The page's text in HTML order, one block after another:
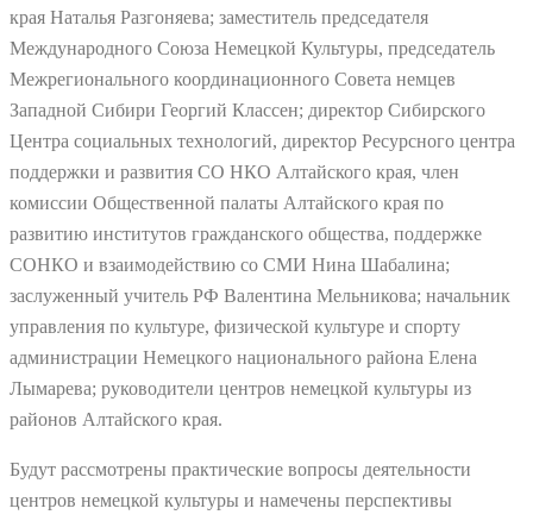
края Наталья Разгоняева; заместитель председателя
Международного Союза Немецкой Культуры, председатель
Межрегионального координационного Совета немцев
Западной Сибири Георгий Классен; директор Сибирского
Центра социальных технологий, директор Ресурсного центра
поддержки и развития СО НКО Алтайского края, член
комиссии Общественной палаты Алтайского края по
развитию институтов гражданского общества, поддержке
СОНКО и взаимодействию со СМИ Нина Шабалина;
заслуженный учитель РФ Валентина Мельникова; начальник
управления по культуре, физической культуре и спорту
администрации Немецкого национального района Елена
Лымарева; руководители центров немецкой культуры из
районов Алтайского края.
Будут рассмотрены практические вопросы деятельности
центров немецкой культуры и намечены перспективы